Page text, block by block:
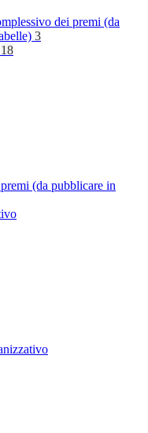
dei premi (da
3
18
(da pubblicare in